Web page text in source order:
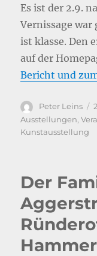
Es ist der 2.9.
Vernissage
ist klasse. Den
auf der
Bericht und
Autor
Peter Leins
Ausstellungen,
Kunstausstellung
Der
Hammer